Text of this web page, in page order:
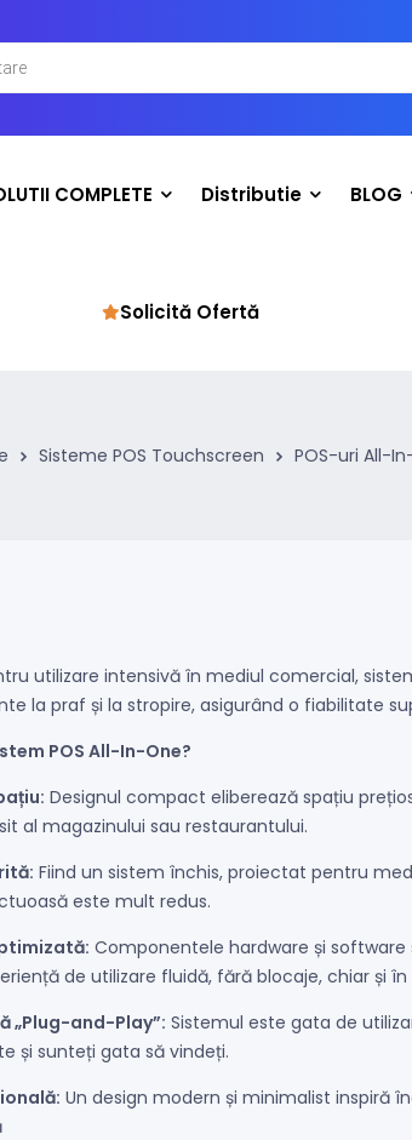
COMPLETE Distributie BLOG
Solicită Ofertă
Sisteme POS Touchscreen POS-uri All-
utilizare intensivă în mediul comercial,
la praf și la stropire, asigurând o fiabilitate
POS All-In-One?
Designul compact eliberează spațiu
al magazinului sau restaurantului.
Fiind un sistem închis, proiectat pentru
este mult redus.
Componentele hardware și
de utilizare fluidă, fără blocaje, chiar și
„Plug-and-Play”: Sistemul este gata de
și sunteți gata să vindeți.
Un design modern și minimalist inspiră